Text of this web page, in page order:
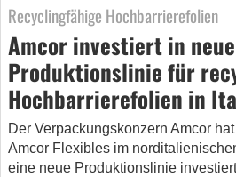
Recyclingfähige Hochbarrierefolien
Amcor investiert in neue
Produktionslinie für
Hochbarrierefolien in
Der Verpackungskonzern Amcor
Amcor Flexibles im
eine neue Produktionslinie